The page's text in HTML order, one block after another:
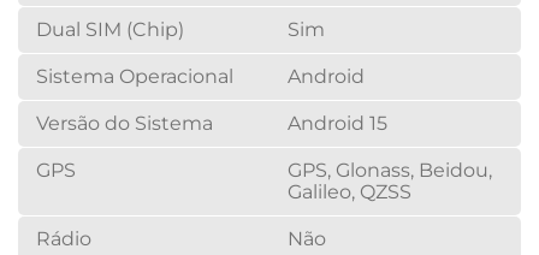
Dual SIM (Chip) Sim
Sistema Operacional Android
Versão do Sistema Android 15
GPS
GPS, Glonass, Beidou,
Galileo, QZSS
Rádio Não